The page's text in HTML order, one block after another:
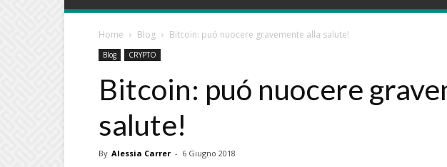
Home Blog Bitcoin: puó nuocere gravemente alla salute!
Blog CRYPTO
Bitcoin: puó nuocere
salute!
By Alessia Carrer - 6 Giugno 2018